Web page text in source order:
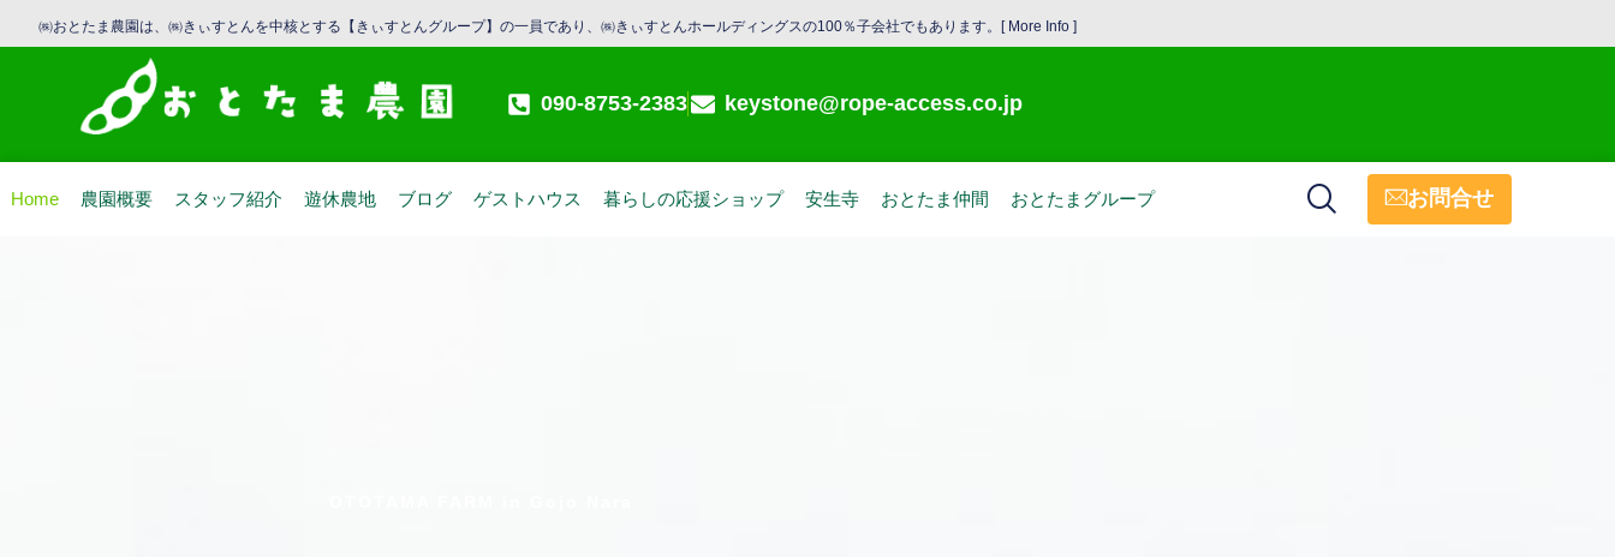
㈱おとたま農園は、㈱きぃすとんを中核とする【きぃすとんグループ】の一員であり、㈱きぃすとんホールディングスの100％子会社でもあります。[ More Info ]
090-8753-2383 keystone@rope-access.co.jp
Home 農園概要 スタッフ紹介 遊休農地 ブログ ゲストハウス 暮らしの応援ショップ 安生寺 おとたま仲間 おとたまグループ お問合せ